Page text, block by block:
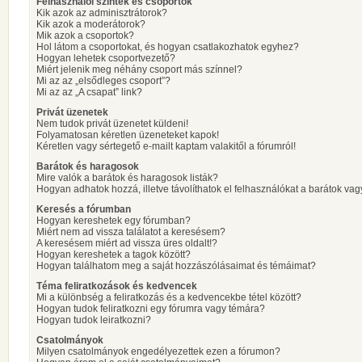
Kik azok az adminisztrátorok?
Kik azok a moderátorok?
Mik azok a csoportok?
Hol látom a csoportokat, és hogyan csatlakozhatok egyhez?
Hogyan lehetek csoportvezető?
Miért jelenik meg néhány csoport más színnel?
Mi az az „elsődleges csoport”?
Mi az az „A csapat” link?
Privát üzenetek
Nem tudok privát üzenetet küldeni!
Folyamatosan kéretlen üzeneteket kapok!
Kéretlen vagy sértegető e-mailt kaptam valakitől a fórumról!
Barátok és haragosok
Mire valók a barátok és haragosok listák?
Hogyan adhatok hozzá, illetve távolíthatok el felhasználókat a barátok
Keresés a fórumban
Hogyan kereshetek egy fórumban?
Miért nem ad vissza találatot a keresésem?
A keresésem miért ad vissza üres oldalt!?
Hogyan kereshetek a tagok között?
Hogyan találhatom meg a saját hozzászólásaimat és témáimat?
Téma feliratkozások és kedvencek
Mi a különbség a feliratkozás és a kedvencekbe tétel között?
Hogyan tudok feliratkozni egy fórumra vagy témára?
Hogyan tudok leiratkozni?
Csatolmányok
Milyen csatolmányok engedélyezettek ezen a fórumon?